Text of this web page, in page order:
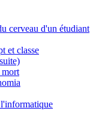
cerveau d'un étudiant
et classe
mort